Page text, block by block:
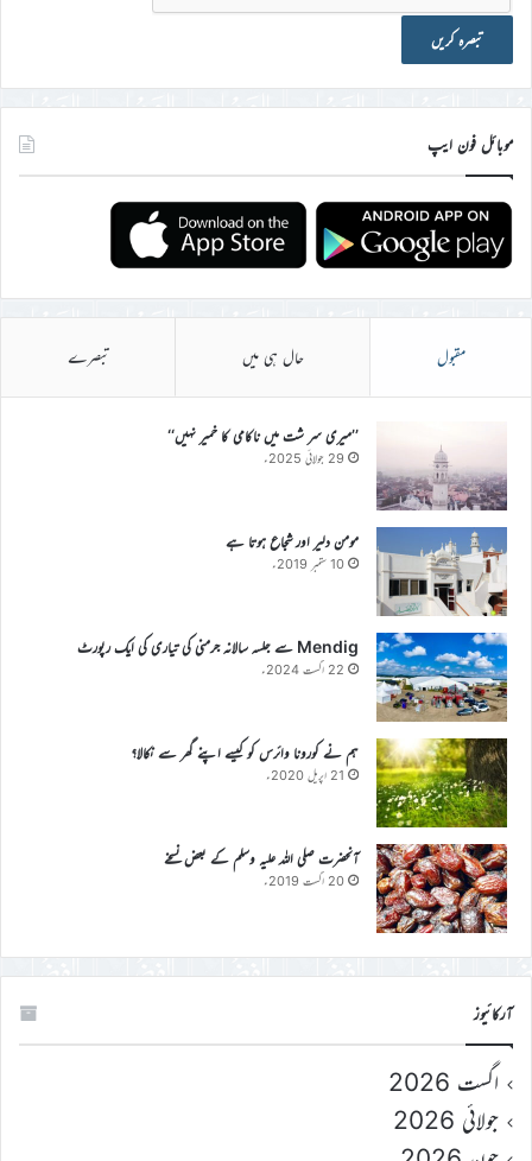
موبائل فون ایپ
مقبول حال ہی میں تبصرے
’’میری سر شت میں ناکامی کا خمیر نہیں‘‘
29 جولائی 2025ء
مومن دلیر اور شجاع ہوتا ہے
10 ستمبر 2019ء
Mendig سے جلسہ سالانہ جرمنی کی تیاری کی ایک رپورٹ
22 اگست 2024ء
ہم نے کورونا وائرس کو کیسے اپنے گھر سے نکالا؟
21 اپریل 2020ء
آنحضرت صلی اللہ علیہ وسلم کے بعض نسخے
20 اگست 2019ء
آرکائیوز
اگست 2026
جولائی 2026